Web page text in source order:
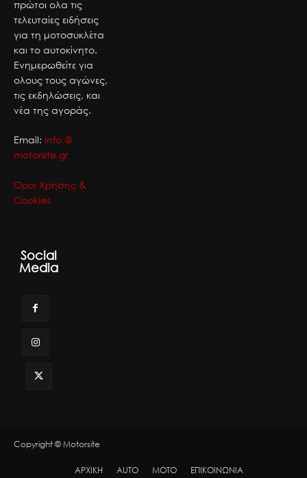
πρώτοι ολα τις
τελευταίες ειδήσεις
για τη μοτοσυκλέτα
και το αυτοκίνητο.
Ενημερωθείτε για
ολους τους αγώνες,
τις εκδηλώσεις, και
νέα της αγοράς.
Email: info @
motorsite.gr
Όροι Χρήσης &
Cookies
Social
Media
Copyright © Motorsite
ΑΡΧΙΚΗ AUTO MOTO ΕΠΙΚΟΙΝΩΝΙΑ